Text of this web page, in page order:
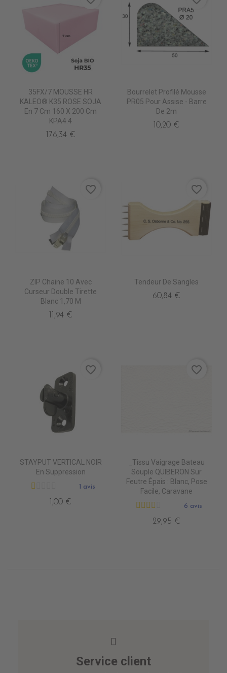
35FX/7 MOUSSE HR
KALEO® K35 ROSE SOJA
En 7 Cm 160 X 200 Cm
KPA4.4
176,34 €
Bourrelet Profilé Mousse
PR05 Pour Assise - Barre
De 2m
10,20 €
ZIP Chaine 10 Avec
Curseur Double Tirette
Blanc 1,70 M
11,94 €
favorite_border
Tendeur De Sangles
60,84 €
favorite_border
STAYPUT VERTICAL NOIR
En Suppression
1 avis
1,00 €
favorite_border
_Tissu Vaigrage Bateau
Souple QUIBERON Sur
Feutre Épais : Blanc, Pose
Facile, Caravane
6 avis
29,95 €
favorite_border
Service client